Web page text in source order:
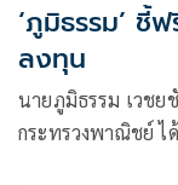
‘ภูมิธรรม’ ชี้
ลงทุน
นายภูมิธรรม เวชย
กระทรวงพาณิชย์ ได้